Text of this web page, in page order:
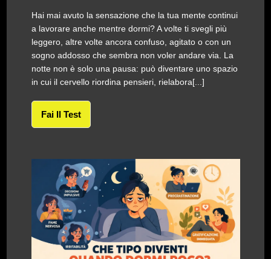
Hai mai avuto la sensazione che la tua mente continui
a lavorare anche mentre dormi? A volte ti svegli più
leggero, altre volte ancora confuso, agitato o con un
sogno addosso che sembra non voler andare via. La
notte non è solo una pausa: può diventare uno spazio
in cui il cervello riordina pensieri, rielabora[...]
Fai Il Test